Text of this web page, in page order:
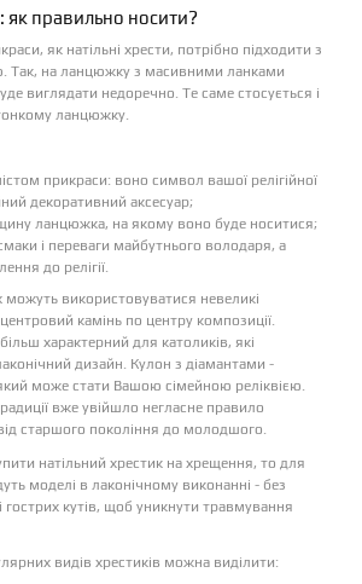
як правильно носити?
як натільні хрести, потрібно підходити з
Так, на ланцюжку з масивними ланками
виглядати недоречно. Те саме стосується і
ланцюжку.
прикраси: воно символ вашої релігійної
декоративний аксесуар;
ланцюжка, на якому воно буде носитися;
і переваги майбутнього володаря, а
до релігії.
можуть використовуватися невеликі
камінь по центру композиції.
характерний для католиків, які
дизайн. Кулон з діамантами -
може стати Вашою сімейною реліквією.
вже увійшло негласне правило
старшого покоління до молодшого.
натільний хрестик на хрещення, то для
моделі в лаконічному виконанні - без
гострих кутів, щоб уникнути травмування
видів хрестиків можна виділити: